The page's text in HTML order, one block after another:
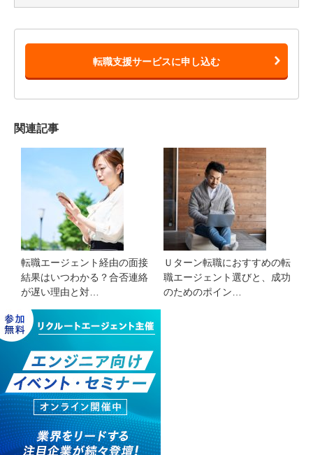
転職支援サービスに申し込む
関連記事
転職エージェント経由の面接
結果はいつわかる？合否連絡
が遅い理由と対…
Ｕターン転職におすすめの転
職エージェント選びと、成功
のためのポイン…